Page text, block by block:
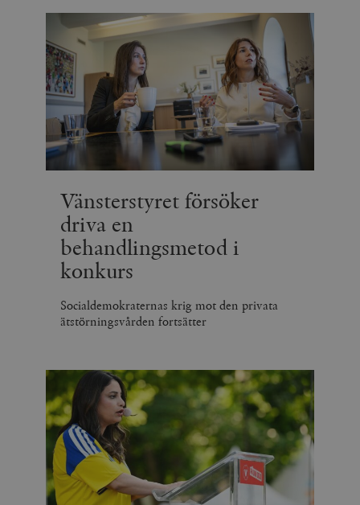
Vänsterstyret försöker
driva en
behandlingsmetod i
konkurs
Socialdemokraternas krig mot den privata
ätstörningsvården fortsätter